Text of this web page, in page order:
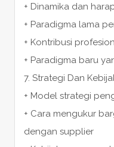
+ Dinamika dan
+ Paradigma lama
+ Kontribusi
+ Paradigma baru
7. Strategi Dan
+ Model strategi
+ Cara mengukur
dengan supplier